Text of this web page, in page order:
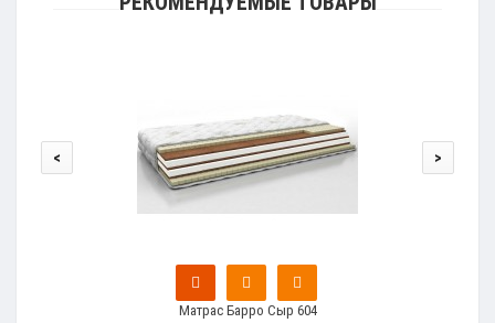
Матрас Барро Сыр 604
< >